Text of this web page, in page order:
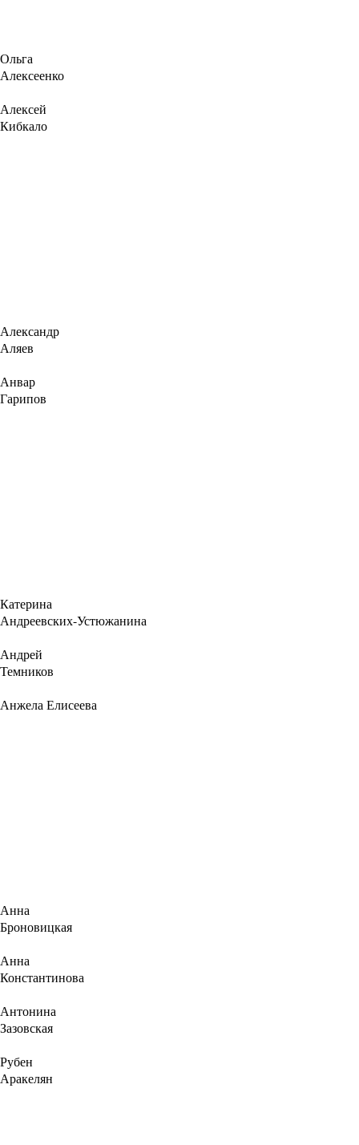
Ольга
Алексеенко
Алексей
Кибкало
Александр
Аляев
Анвар
Гарипов
Катерина
Андреевских-Устюжанина
Андрей
Темников
Анжела Елисеева
Анна
Броновицкая
Анна
Константинова
Антонина
Зазовская
Рубен
Аракелян